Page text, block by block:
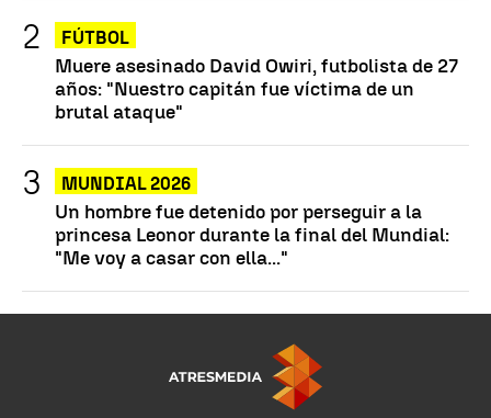
FÚTBOL
Muere asesinado David Owiri, futbolista de 27
años: "Nuestro capitán fue víctima de un
brutal ataque"
MUNDIAL 2026
Un hombre fue detenido por perseguir a la
princesa Leonor durante la final del Mundial:
"Me voy a casar con ella..."